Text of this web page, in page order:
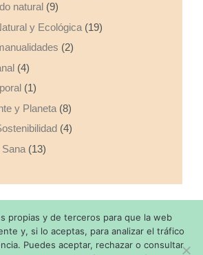
natural (9)
y Ecológica (19)
(2)
(4)
(1)
y Planeta (8)
(4)
(13)
with
by SaponediValeria - Todos los
|Aviso Legal|Politica de Privacidad
propias y de terceros para que la web
y, si lo aceptas, para analizar el tráfico
Puedes aceptar, rechazar o consultar